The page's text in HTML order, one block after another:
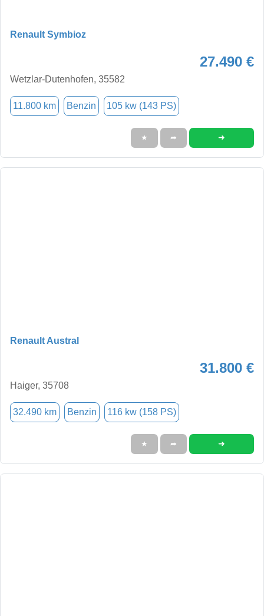
Renault Symbioz
27.490 €
Wetzlar-Dutenhofen, 35582
11.800 km Benzin 105 kw (143 PS)
★ ➦ ➜
Renault Austral
31.800 €
Haiger, 35708
32.490 km Benzin 116 kw (158 PS)
★ ➦ ➜